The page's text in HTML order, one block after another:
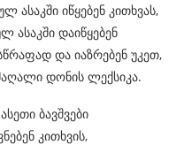
ასაკში იწყებენ კითხვას,
ასაკში დაიწყებენ
და იაზრებენ უკეთ,
დონის ლექსიკა.
ბავშვები
კითხვის,